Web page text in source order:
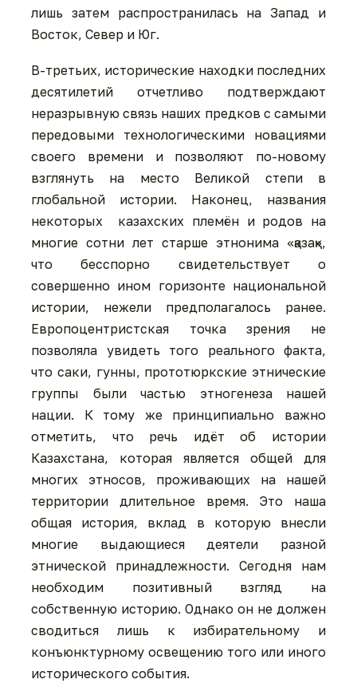
лишь затем распространилась на Запад и
Восток, Север и Юг.
В-третьих, исторические находки последних
десятилетий отчетливо подтверждают
неразрывную связь наших предков с самыми
передовыми технологическими новациями
своего времени и позволяют по-новому
взглянуть на место Великой степи в
глобальной истории. Наконец, названия
некоторых казахских племён и родов на
многие сотни лет старше этнонима «қазақ»,
что бесспорно свидетельствует о
совершенно ином горизонте национальной
истории, нежели предполагалось ранее.
Европоцентристская точка зрения не
позволяла увидеть того реального факта,
что саки, гунны, прототюркские этнические
группы были частью этногенеза нашей
нации. К тому же принципиально важно
отметить, что речь идёт об истории
Казахстана, которая является общей для
многих этносов, проживающих на нашей
территории длительное время. Это наша
общая история, вклад в которую внесли
многие выдающиеся деятели разной
этнической принадлежности. Сегодня нам
необходим позитивный взгляд на
собственную историю. Однако он не должен
сводиться лишь к избирательному и
конъюнктурному освещению того или иного
исторического события.